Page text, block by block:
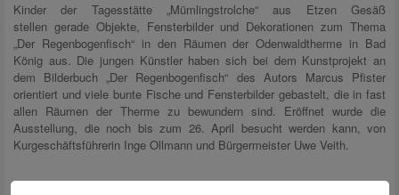
Kinder der Tagesstätte „Mümlingstrolche“ aus Etzen Gesäß
stellen gerade Objekte, Fensterbilder und Dekorationen zum Thema
„Der Regenbogenfisch“ in den Räumen der Odenwaldtherme in Bad
König aus. Die jungen Künstler haben sich bei dem Kunstprojekt an
dem Bilderbuch „Der Regenbogenfisch“ des Autors Marcus Pfister
orientiert und viele bunte Fische und Fensterbilder gebastelt, die in fast
allen Räumen der Therme zu bewundern sind. Eröffnet wurde die
Ausstellung, die noch bis zum 26. April besucht werden kann, von
Kurgeschäftsführerin Inge Ollmann und Bürgermeister Uwe Veith.